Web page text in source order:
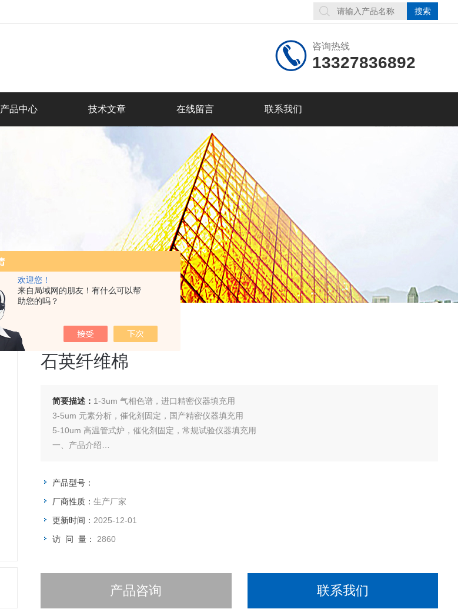
欢迎您！
来自局域网的朋友！有什么可以帮
助您的吗？
咨询热线
13327836892
产品中心 技术文章 在线留言 联系我们
石英纤维棉
简要描述： 1-3um 气相色谱，进口精密仪器填充用
3-5um 元素分析，催化剂固定，国产精密仪器填充用
5-10um 高温管式炉，催化剂固定，常规试验仪器填充用
一、产品介绍
能。
产品型号：
厂商性质： 生产厂家
更新时间： 2025-12-01
访 问 量： 2860
产品咨询 联系我们